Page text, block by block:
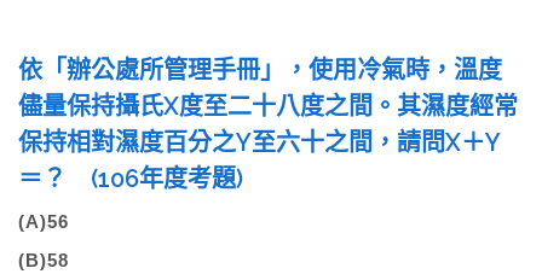
依「辦公處所管理手冊」，使用冷氣時，溫度
儘量保持攝氏X度至二十八度之間。其濕度經常
保持相對濕度百分之Y至六十之間，請問X＋Y
＝？ (106年度考題)
(A)56
(B)58